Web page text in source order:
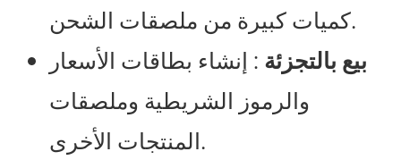
كميات كبيرة من ملصقات الشحن.
بيع بالتجزئة : إنشاء بطاقات الأسعار
والرموز الشريطية وملصقات
المنتجات الأخرى.